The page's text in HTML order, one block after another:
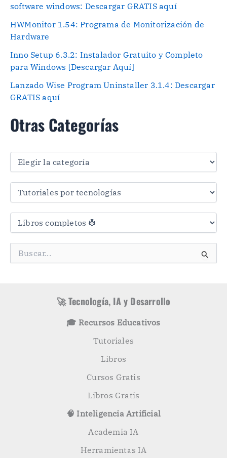
software windows: Descargar GRATIS aquí
HWMonitor 1.54: Programa de Monitorización de
Hardware
Inno Setup 6.3.2: Instalador Gratuito y Completo
para Windows [Descargar Aquí]
Lanzado Wise Program Uninstaller 3.1.4: Descargar
GRATIS aquí
Otras Categorías
O
a
a
🚀 Tecnología, IA y Desarrollo
🎓 Recursos Educativos
Tutoriales
Libros
Cursos Gratis
Libros Gratis
🧠 Inteligencia Artificial
Academia IA
Herramientas IA